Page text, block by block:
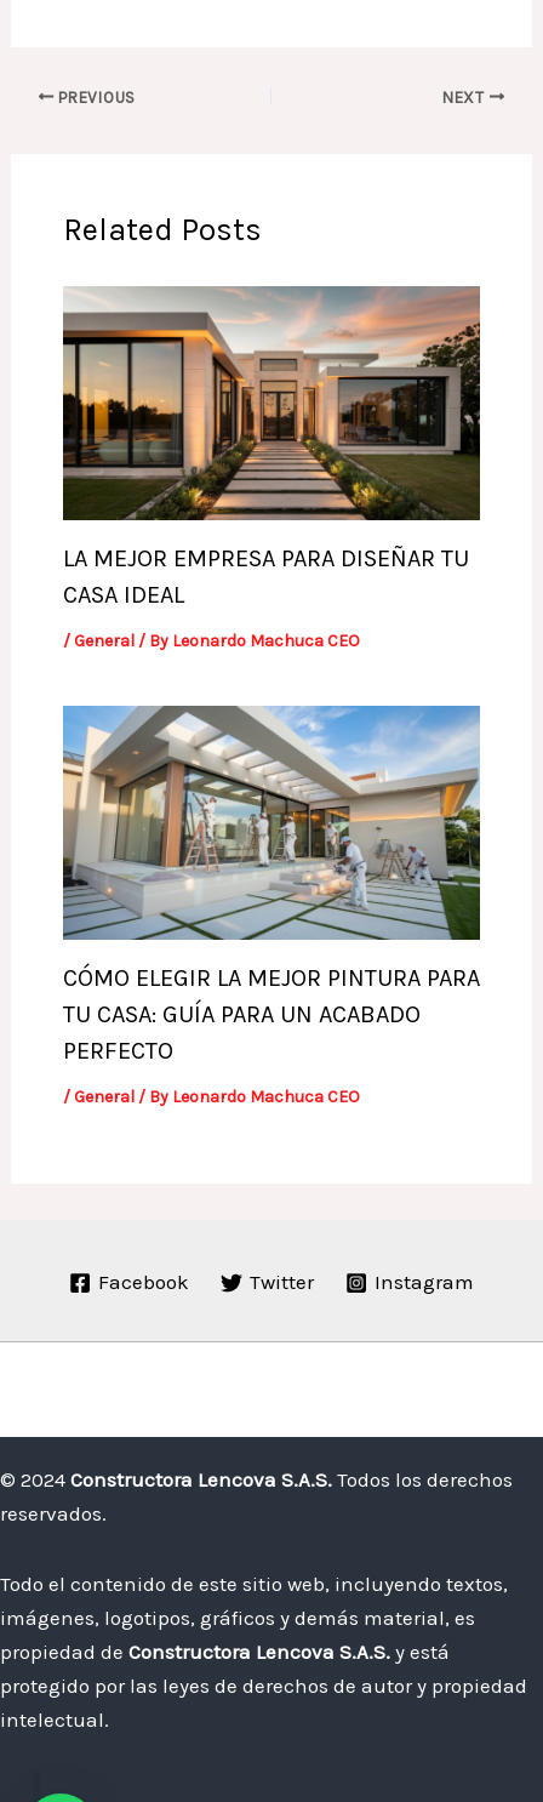
PREVIOUS NEXT
Related Posts
LA MEJOR EMPRESA PARA DISEÑAR TU
CASA IDEAL
/General/ By Leonardo Machuca CEO
CÓMO ELEGIR LA MEJOR PINTURA PARA
TU CASA: GUÍA PARA UN ACABADO
PERFECTO
/General/ By Leonardo Machuca CEO
Facebook Twitter Instagram
© 2024 Constructora Lencova S.A.S. Todos los derechos
reservados.
Todo el contenido de este sitio web, incluyendo textos,
imágenes, logotipos, gráficos y demás material, es
propiedad de Constructora Lencova S.A.S. y está
protegido por las leyes de derechos de autor y propiedad
intelectual.